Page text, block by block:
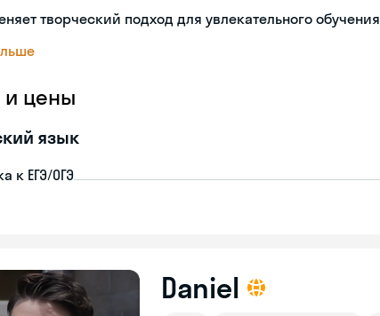
творческий подход для увлекательного обучения
и цены
язык
к ЕГЭ/ОГЭ
Daniel